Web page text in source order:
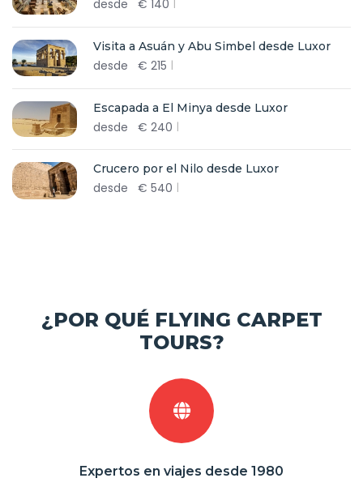
desde € 140
Visita a Asuán y Abu Simbel desde Luxor
desde € 215
Escapada a El Minya desde Luxor
desde € 240
Crucero por el Nilo desde Luxor
desde € 540
¿POR QUÉ FLYING CARPET
TOURS?
Expertos en viajes desde 1980